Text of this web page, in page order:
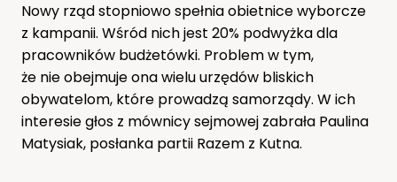
Nowy rząd stopniowo spełnia obietnice wyborcze
z kampanii. Wśród nich jest 20% podwyżka dla
pracowników budżetówki. Problem w tym,
że nie obejmuje ona wielu urzędów bliskich
obywatelom, które prowadzą samorządy. W ich
interesie głos z mównicy sejmowej zabrała Paulina
Matysiak, posłanka partii Razem z Kutna.